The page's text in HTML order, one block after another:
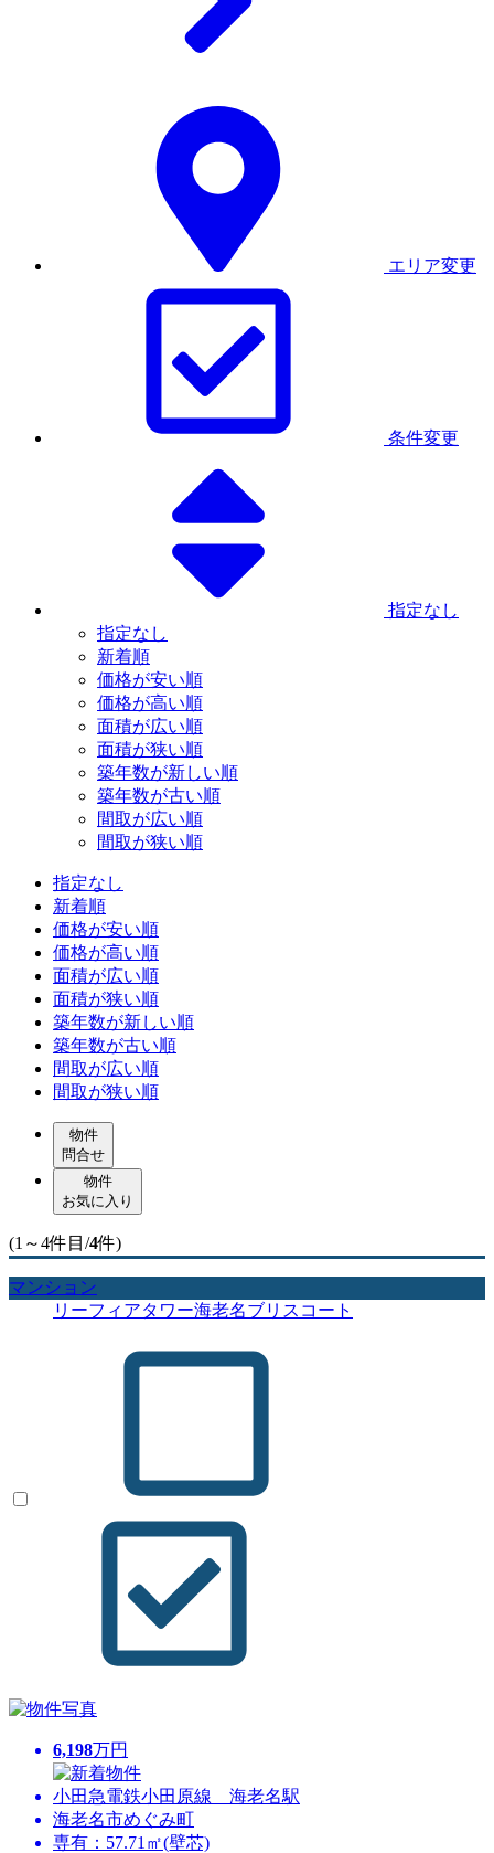
エリア変更
条件変更
指定なし
指定なし
新着順
価格が安い順
価格が高い順
面積が広い順
面積が狭い順
築年数が新しい順
築年数が古い順
間取が広い順
間取が狭い順
指定なし
新着順
価格が安い順
価格が高い順
面積が広い順
面積が狭い順
築年数が新しい順
築年数が古い順
間取が広い順
間取が狭い順
物件
問合せ
物件
お気に入り
(1～4件目/4件)
マンション
リーフィアタワー海老名ブリスコート
6,198万円
小田急電鉄小田原線 海老名駅
海老名市めぐみ町
専有：57.71㎡(壁芯)